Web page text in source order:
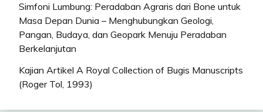
Simfoni Lumbung: Peradaban Agraris dari Bone untuk
Masa Depan Dunia – Menghubungkan Geologi,
Pangan, Budaya, dan Geopark Menuju Peradaban
Berkelanjutan
Kajian Artikel A Royal Collection of Bugis Manuscripts
(Roger Tol, 1993)